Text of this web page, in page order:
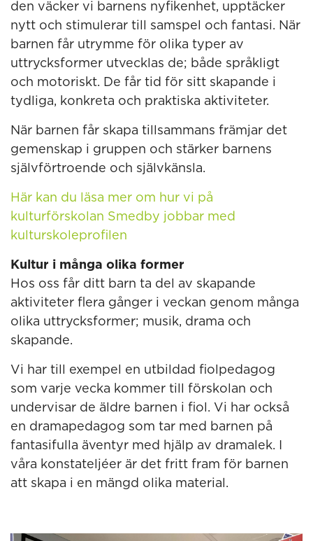
den väcker vi barnens nyfikenhet, upptäcker
nytt och stimulerar till samspel och fantasi. När
barnen får utrymme för olika typer av
uttrycksformer utvecklas de; både språkligt
och motoriskt. De får tid för sitt skapande i
tydliga, konkreta och praktiska aktiviteter.
När barnen får skapa tillsammans främjar det
gemenskap i gruppen och stärker barnens
självförtroende och självkänsla.
Här kan du läsa mer om hur vi på
kulturförskolan Smedby jobbar med
kulturskoleprofilen
Kultur i många olika former
Hos oss får ditt barn ta del av skapande
aktiviteter flera gånger i veckan genom många
olika uttrycksformer; musik, drama och
skapande.
Vi har till exempel en utbildad fiolpedagog
som varje vecka kommer till förskolan och
undervisar de äldre barnen i fiol. Vi har också
en dramapedagog som tar med barnen på
fantasifulla äventyr med hjälp av dramalek. I
våra konstateljéer är det fritt fram för barnen
att skapa i en mängd olika material.